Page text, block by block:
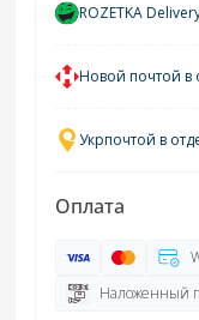
ROZETKA
Новой почтой в
Укрпочтой в
Оплата
Наложенный